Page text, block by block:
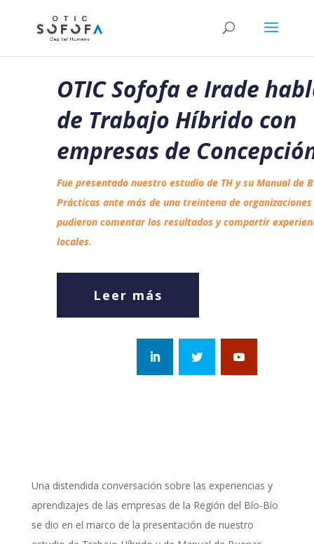
OTIC Sofofa e Irade
de Trabajo Híbrido con
empresas de
Fue presentado nuestro estudio de TH y su Manual de
Prácticas ante más de una treintena de organizaciones
pudieron comentar los resultados y compartir
locales.
Leer más
Una distendida conversación sobre las experiencias y
aprendizajes de las empresas de la Región del Bío-Bío
se dio en el marco de la presentación de nuestro